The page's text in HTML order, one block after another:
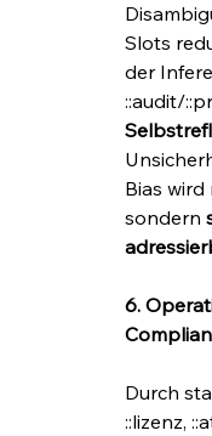
Slots
der
::audit/
Bias wird
sondern
6.
Durch
::lizenz,